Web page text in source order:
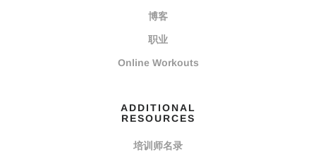
博客
职业
Online Workouts
ADDITIONAL
RESOURCES
培训师名录